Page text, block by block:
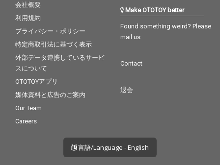
会社概要
利用規約
プライバシー・ポリシー
特定商取引法に基づく表示
外部データ連携しているサービ
スについて
OTOTOYアプリ
媒体資料と広告のご案内
Our Team
Careers
Make OTOTOY better
Found something weird? Please
mail us
Contact
退会
言語/Language - English